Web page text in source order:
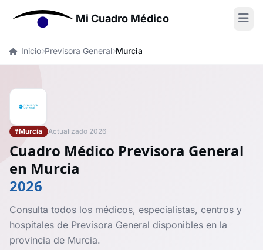
Mi Cuadro Médico
Inicio Previsora General Murcia
Murcia Actualizado 2026
Cuadro Médico Previsora General
en Murcia
2026
Consulta todos los médicos, especialistas, centros y
hospitales de Previsora General disponibles en la
provincia de Murcia.